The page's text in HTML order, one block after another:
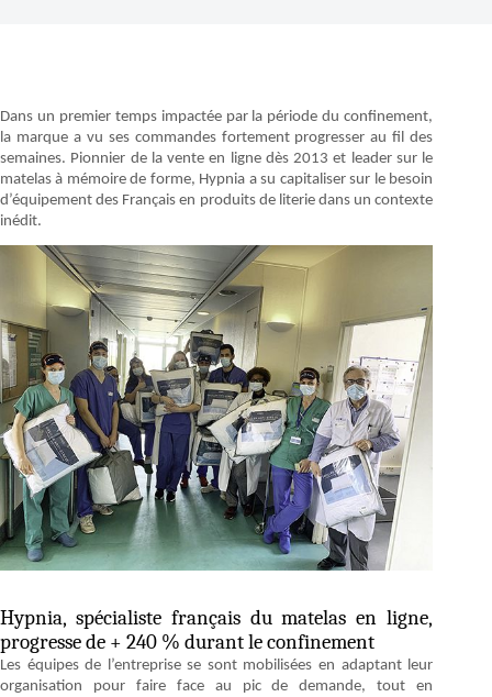
Dans un premier temps impactée par la période du confinement,
la marque a vu ses commandes fortement progresser au fil des
semaines. Pionnier de la vente en ligne dès 2013 et leader sur le
matelas à mémoire de forme, Hypnia a su capitaliser sur le besoin
d’équipement des Français en produits de literie dans un contexte
inédit.
Hypnia, spécialiste français du matelas en ligne,
progresse de + 240 % durant le confinement
Les équipes de l’entreprise se sont mobilisées en adaptant leur
organisation pour faire face au pic de demande, tout en